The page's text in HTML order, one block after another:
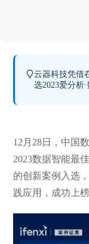
云器科技凭借
选2023爱分析
12月28日，中国
2023数据智能最
的创新案例入选
践应用，成功上榜